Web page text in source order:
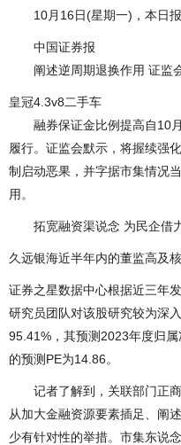
10月16日(星期一)，本日报
中国证券报
阐述逆周期退换作用 证监
皇冠4.3v8二手车
融券保证金比例提高自10月
履行。证监会默示，将握续强
制启动恶果，并字据市集情况
用。
拓宽融资渠说念 为民企借力
久远银海近半年内的董监高及
证券之星数据中心根据近三年
研究员团队对该股研究较为深
95.41%，其预测2023年度归
的预测PE为14.86。
记者了解到，关联部门正商
从加大金融资源要素插足、阐
少有针对性的举措。市集东说